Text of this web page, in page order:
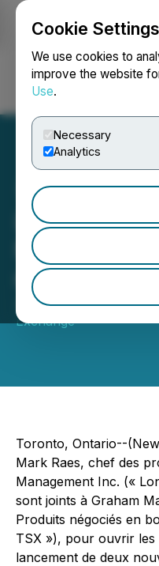
Cookie Settings
We use cookies to
improve the website
Use.
Necessary
Analytics
LongPoint
marchés
July 07, 2025 11:14
Exchange
Toronto, Ontario--
Mark Raes, chef des
Management Inc. («
sont joints à Graham
Produits négociés en
TSX »), pour ouvrir
lancement de deux